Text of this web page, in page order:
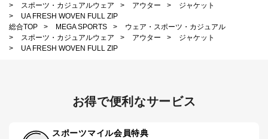
>
スポーツ・カジュアルウェア > アウター >
ジャケット
>
UA FRESH WOVEN FULL ZIP
総合TOP
> MEGA SPORTS >
ウェア・スポーツ・カジュアル
>
スポーツ・カジュアルウェア > アウター >
ジャケット
>
UA FRESH WOVEN FULL ZIP
お得で便利なサービス
スポーツマイル会員特典